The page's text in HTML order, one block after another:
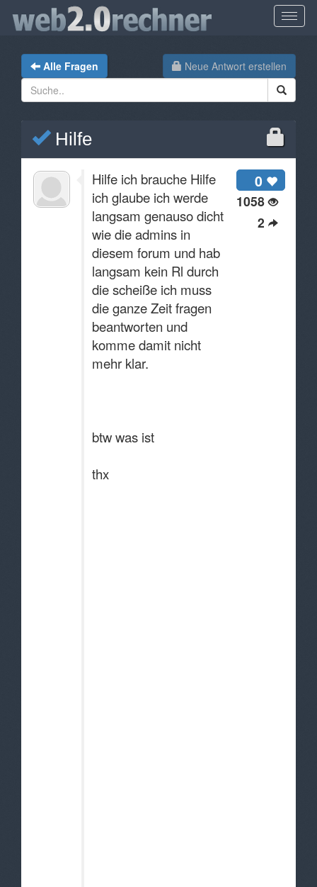
Neue Antwort erstellen
Alle Fragen
Hilfe
0
1058
2
Hilfe ich brauche Hilfe
ich glaube ich werde
langsam genauso dicht
wie die admins in
diesem forum und hab
langsam kein Rl durch
die scheiße ich muss
die ganze Zeit fragen
beantworten und
komme damit nicht
mehr klar.
btw was ist
thx